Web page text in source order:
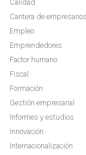
Calidad
Cantera de empresarios
Empleo
Emprendedores
Factor humano
Fiscal
Formación
Gestión empresarial
Informes y estudios
Innovación
Internacionalización